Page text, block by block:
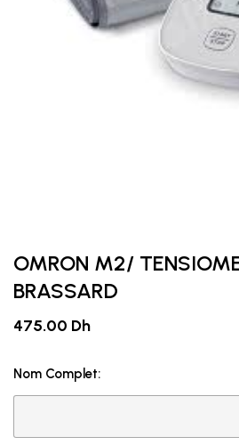
OMRON M2/
BRASSARD
475.00 Dh
Nom Complet: